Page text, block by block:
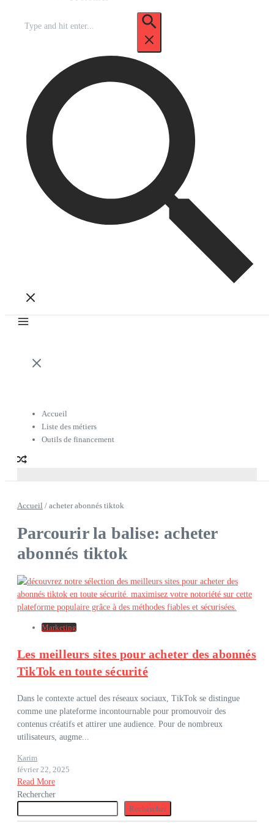
pour
Accueil
Liste des métiers
Outils de financement
Accueil / acheter abonnés tiktok
Parcourir la balise: acheter
abonnés tiktok
Marketing
Les meilleurs sites pour acheter des abonnés
TikTok en toute sécurité
Dans le contexte actuel des réseaux sociaux, TikTok se distingue
comme une plateforme incontournable pour promouvoir des
contenus créatifs et attirer une audience. Pour de nombreux
utilisateurs, augme...
Karim
février 22, 2025
Read More
Rechercher
Rechercher